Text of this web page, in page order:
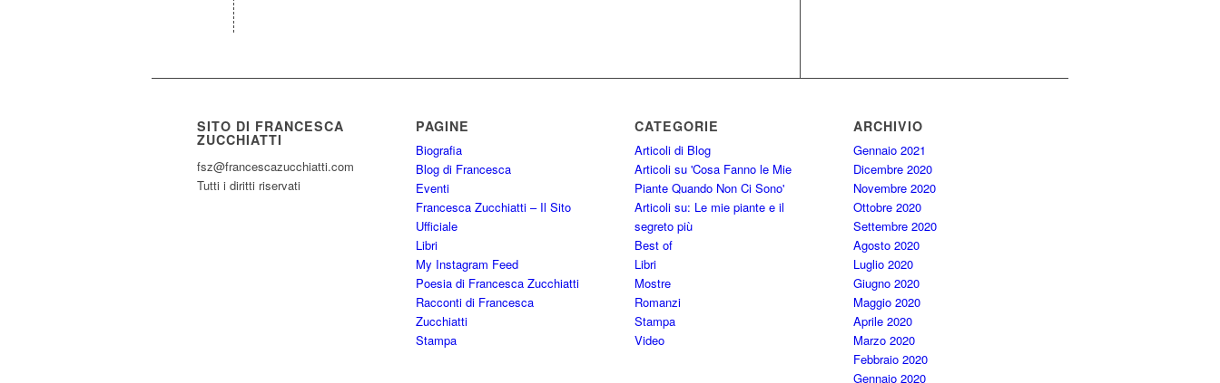
SITO DI FRANCESCA
ZUCCHIATTI
fsz@francescazucchiatti.com
Tutti i diritti riservati
PAGINE
Biografia
Blog di Francesca
Eventi
Francesca Zucchiatti – Il Sito
Ufficiale
Libri
My Instagram Feed
Poesia di Francesca Zucchiatti
Racconti di Francesca
Zucchiatti
Stampa
CATEGORIE
Articoli di Blog
Articoli su 'Cosa Fanno le Mie
Piante Quando Non Ci Sono'
Articoli su: Le mie piante e il
segreto più
Best of
Libri
Mostre
Romanzi
Stampa
Video
ARCHIVIO
Gennaio 2021
Dicembre 2020
Novembre 2020
Ottobre 2020
Settembre 2020
Agosto 2020
Luglio 2020
Giugno 2020
Maggio 2020
Aprile 2020
Marzo 2020
Febbraio 2020
Gennaio 2020